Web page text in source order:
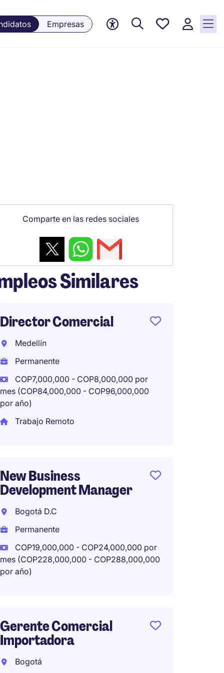
Empresas
Empleos
Comparte en las redes sociales
Similares
Director Comercial
Medellín
Permanente
COP7,000,000 - COP8,000,000 por
mes (COP84,000,000 - COP96,000,000
por año)
Trabajo Remoto
New Business
Development Manager
Bogotá D.C
Permanente
COP19,000,000 - COP24,000,000 por
mes (COP228,000,000 - COP288,000,000
por año)
Gerente Comercial
Importadora
Bogotá